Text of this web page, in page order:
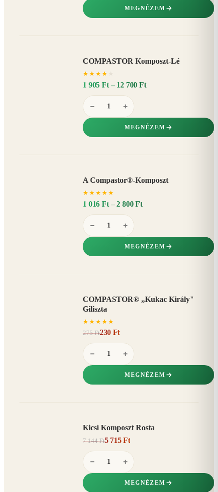
MEGNÉZEM
COMPASTOR Komposzt-Lé
★ ★ ★ ★
1 905 Ft – 12 700 Ft
− +
MEGNÉZEM
A Compastor®-Komposzt
★ ★ ★ ★ ★
1 016 Ft – 2 800 Ft
− +
MEGNÉZEM
COMPASTOR® „Kukac Király"
Giliszta
★ ★ ★ ★ ★
275 Ft230 Ft
− +
MEGNÉZEM
Kicsi Komposzt Rosta
7 144 Ft5 715 Ft
− +
MEGNÉZEM